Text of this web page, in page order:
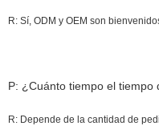
R: Sí, ODM y OEM son
P: ¿Cuánto tiempo el tiempo
R: Depende de la cantidad de